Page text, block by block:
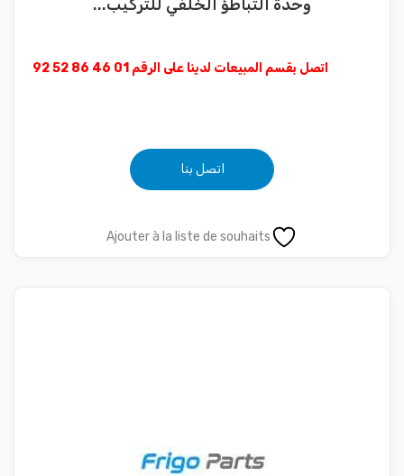
وحدة التباطؤ الخلفي للتركيب...
اتصل بقسم المبيعات لدينا على الرقم 01 46 86 52 92
اتصل بنا
Ajouter à la liste de souhaits